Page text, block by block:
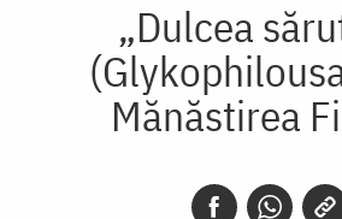
„Dulcea
Mănăstirea